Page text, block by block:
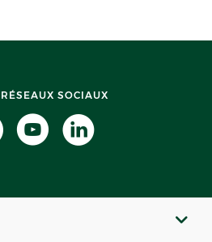
SOCIAUX